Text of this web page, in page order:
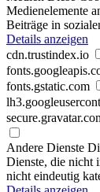
Medienelemente
Beiträge in
Details anzeigen
cdn.trustindex.io
fonts.gstatic.com
Andere Dienste
Dienste, die nicht
nicht eindeutig